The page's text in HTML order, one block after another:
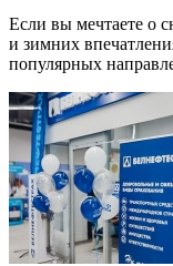
Если вы мечтаете о
и зимних
популярных